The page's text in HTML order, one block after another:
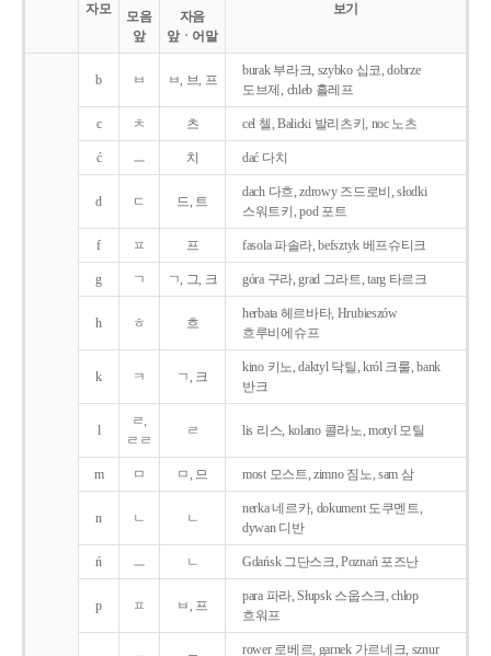
자모
보기
모음
앞
자음
앞ㆍ어말
b ㅂ ㅂ, 브, 프
burak 부라크, szybko 십코, dobrze
도브제, chleb 흘레프
c ㅊ 츠 cel 첼, Balicki 발리츠키, noc 노츠
ć ㅡ 치 dać 다치
d ㄷ 드, 트
dach 다흐, zdrowy 즈드로비, słodki
스워트키, pod 포트
f ㅍ 프 fasola 파솔라, befsztyk 베프슈티크
g ㄱ ㄱ, 그, 크 góra 구라, grad 그라트, targ 타르크
h ㅎ 흐
herbata 헤르바타, Hrubieszów
흐루비에슈프
k ㅋ ㄱ, 크
kino 키노, daktyl 닥틸, król 크룰, bank
반크
l
ㄹ,
ㄹㄹ
ㄹ lis 리스, kolano 콜라노, motyl 모틸
m ㅁ ㅁ, 므 most 모스트, zimno 짐노, sam 삼
n ㄴ ㄴ
nerka 네르카, dokument 도쿠멘트,
dywan 디반
ń ㅡ ㄴ Gdańsk 그단스크, Poznań 포즈난
p ㅍ ㅂ, 프
para 파라, Słupsk 스웁스크, chłop
흐워프
rower 로베르, garnek 가르네크, sznur